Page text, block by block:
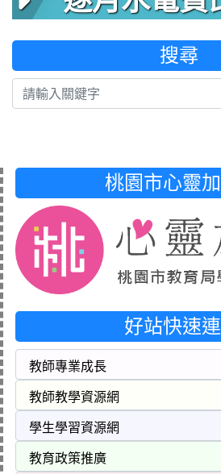
搜尋
桃園市心靈
好站快速